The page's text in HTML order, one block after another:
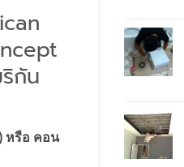
กัน
หรือ คอน